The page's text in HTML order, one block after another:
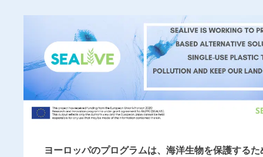
ヨーロッパのプログラムは、海洋生物を保護するた